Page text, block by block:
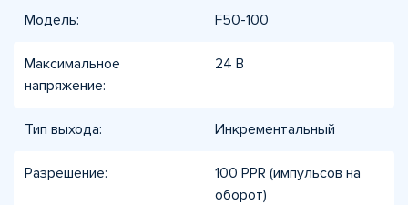
Модель: F50-100
Максимальное
напряжение:
24 В
Тип выхода: Инкрементальный
Разрешение:
100 PPR (импульсов на
оборот)